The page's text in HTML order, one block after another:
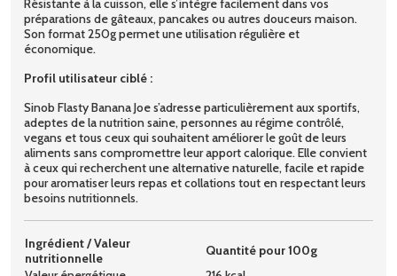
préparations de gâteaux, pancakes ou autres douceurs maison.
Son format 250g permet une utilisation régulière et
économique.
Profil utilisateur ciblé :
Sinob Flasty Banana Joe s’adresse particulièrement aux sportifs,
adeptes de la nutrition saine, personnes au régime contrôlé,
vegans et tous ceux qui souhaitent améliorer le goût de leurs
aliments sans compromettre leur apport calorique. Elle convient
à ceux qui recherchent une alternative naturelle, facile et rapide
pour aromatiser leurs repas et collations tout en respectant leurs
besoins nutritionnels.
Ingrédient / Valeur
nutritionnelle
Quantité pour 100g